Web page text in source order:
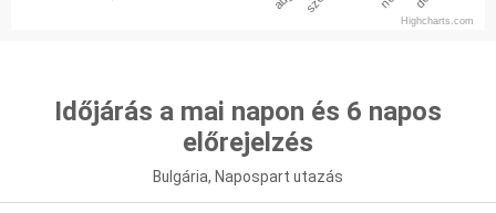
Highcharts.com
Időjárás a mai napon és 6 napos
előrejelzés
Bulgária, Napospart utazás